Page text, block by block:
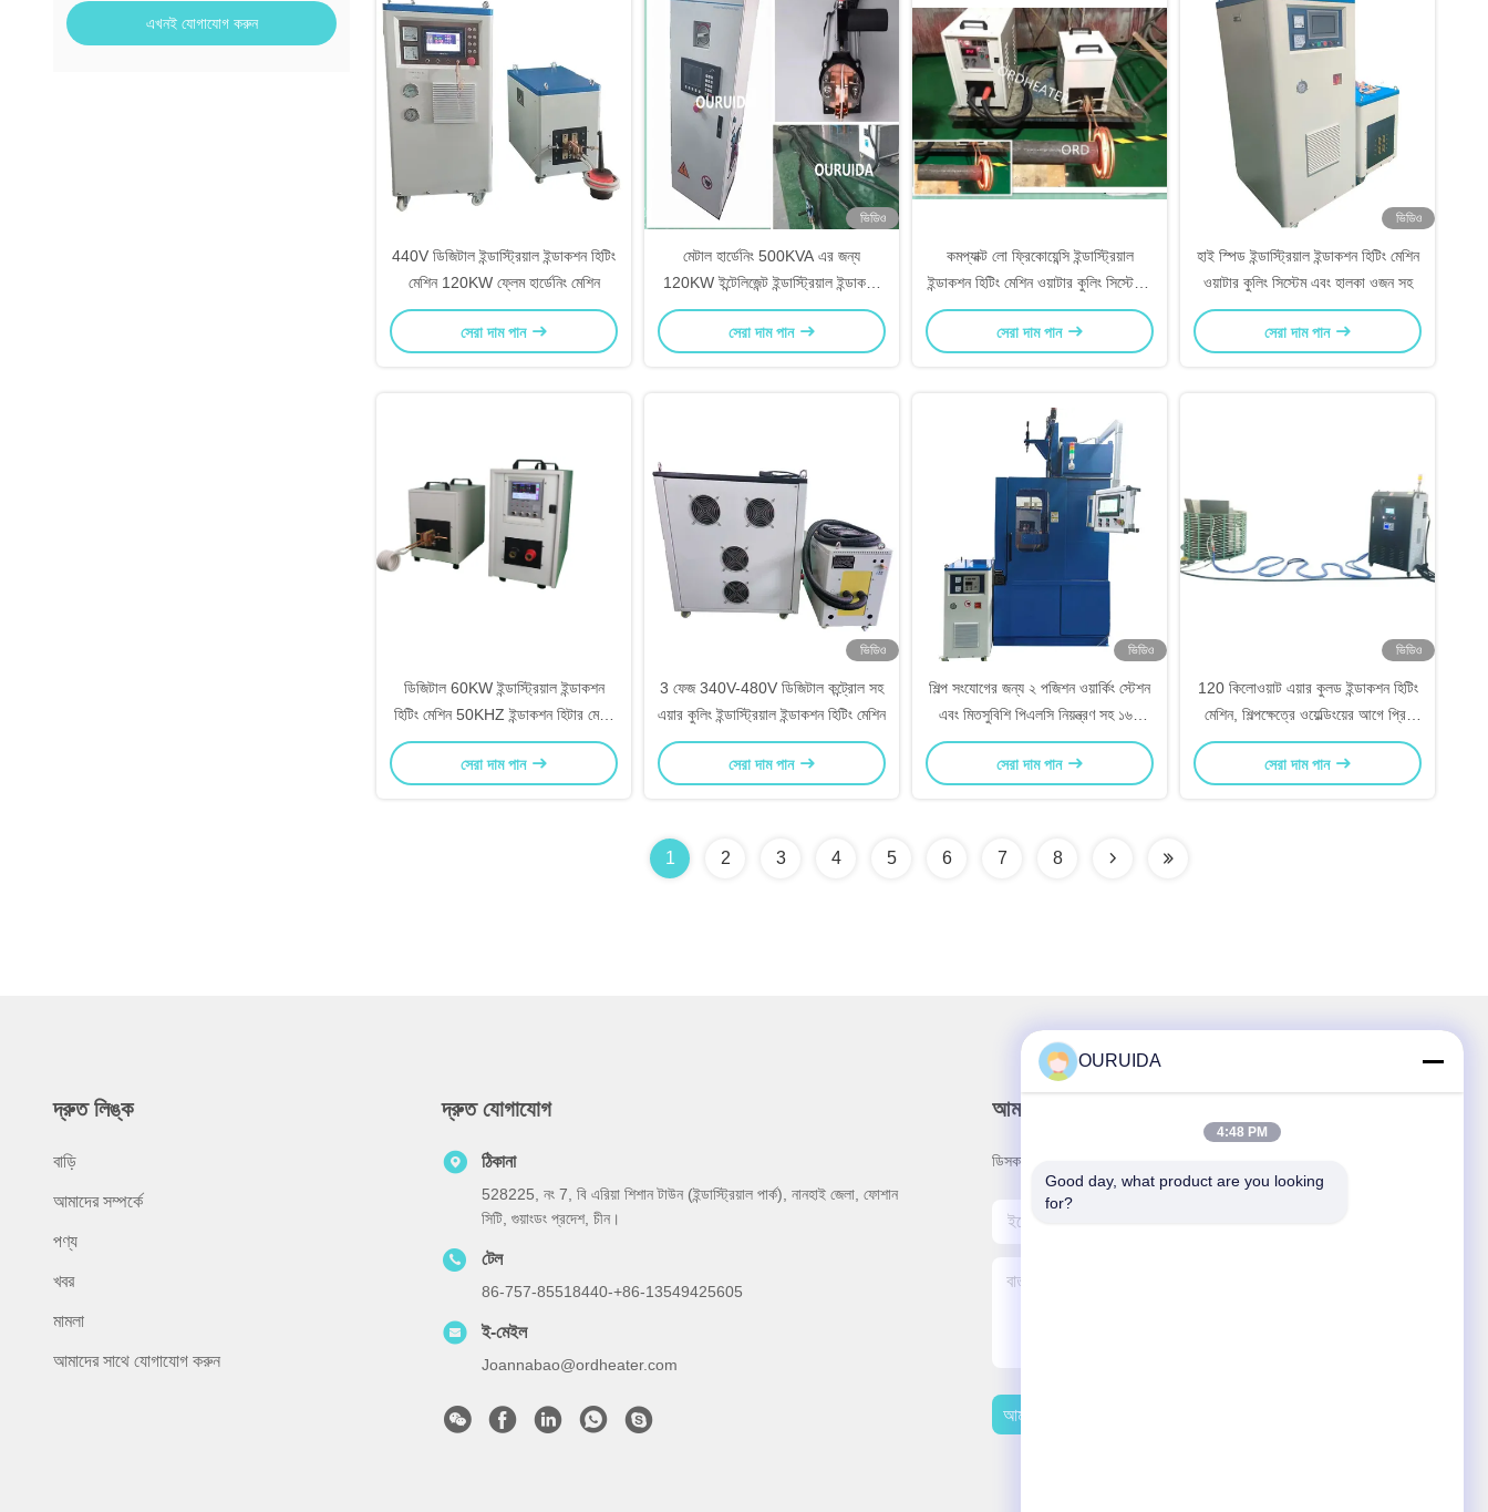
এখনই যোগাযোগ করুন
440V ডিজিটাল ইন্ডাস্ট্রিয়াল ইন্ডাকশন হিটিং
মেশিন 120KW ফ্লেম হার্ডেনিং মেশিন
সেরা দাম পান
ভিডিও
মেটাল হার্ডেনিং 500KVA এর জন্য
120KW ইন্টেলিজেন্ট ইন্ডাস্ট্রিয়াল ইন্ডাকশন
হিটিং মেশিন
সেরা দাম পান
কমপ্যাক্ট লো ফ্রিকোয়েন্সি ইন্ডাস্ট্রিয়াল
ইন্ডাকশন হিটিং মেশিন ওয়াটার কুলিং সিস্টেমের
সাথে
সেরা দাম পান
ভিডিও
হাই স্পিড ইন্ডাস্ট্রিয়াল ইন্ডাকশন হিটিং মেশিন
ওয়াটার কুলিং সিস্টেম এবং হালকা ওজন সহ
সেরা দাম পান
ডিজিটাল 60KW ইন্ডাস্ট্রিয়াল ইন্ডাকশন
হিটিং মেশিন 50KHZ ইন্ডাকশন হিটার মেল্টিং
মেটাল
সেরা দাম পান
ভিডিও
3 ফেজ 340V-480V ডিজিটাল কন্ট্রোল সহ
এয়ার কুলিং ইন্ডাস্ট্রিয়াল ইন্ডাকশন হিটিং মেশিন
সেরা দাম পান
ভিডিও
শিল্প সংযোগের জন্য ২ পজিশন ওয়ার্কিং স্টেশন
এবং মিতসুবিশি পিএলসি নিয়ন্ত্রণ সহ ১৬০
কিলোওয়াট ইন্ডাকশন হিটিং মেশিন
সেরা দাম পান
ভিডিও
120 কিলোওয়াট এয়ার কুলড ইন্ডাকশন হিটিং
মেশিন, শিল্পক্ষেত্রে ওয়েল্ডিংয়ের আগে প্রি-
হিটিংয়ের জন্য
সেরা দাম পান
1 2 3 4 5 6 7 8
দ্রুত লিঙ্ক
বাড়ি
আমাদের সম্পর্কে
পণ্য
খবর
মামলা
আমাদের সাথে যোগাযোগ করুন
দ্রুত যোগাযোগ
ঠিকানা
528225, নং 7, বি এরিয়া শিশান টাউন (ইন্ডাস্ট্রিয়াল পার্ক), নানহাই জেলা, ফোশান
সিটি, গুয়াংডং প্রদেশ, চীন।
টেল
86-757-85518440-+86-13549425605
ই-মেইল
Joannabao@ordheater.com
আমাদের নিউজলেটার
ডিসকাউন্ট এবং আরো জন্য আমাদের নিউজলেটার সদস্যতা.
আমাদের সাথে যোগাযোগ করুন
OURUIDA
4:48 PM
Good day, what product are you looking
for?